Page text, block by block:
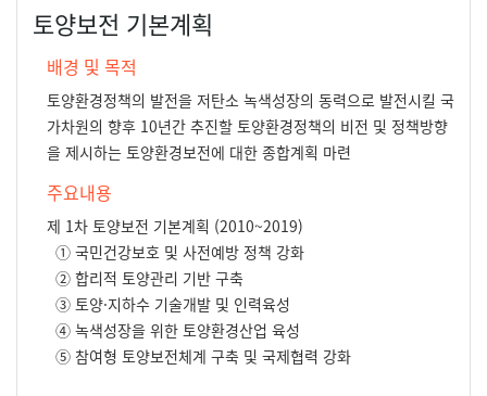
토양보전 기본계획
배경 및 목적
토양환경정책의 발전을 저탄소 녹색성장의 동력으로 발전시킬 국
가차원의 향후 10년간 추진할 토양환경정책의 비전 및 정책방향
을 제시하는 토양환경보전에 대한 종합계획 마련
주요내용
제 1차 토양보전 기본계획 (2010~2019)
① 국민건강보호 및 사전예방 정책 강화
② 합리적 토양관리 기반 구축
③ 토양·지하수 기술개발 및 인력육성
④ 녹색성장을 위한 토양환경산업 육성
⑤ 참여형 토양보전체계 구축 및 국제협력 강화